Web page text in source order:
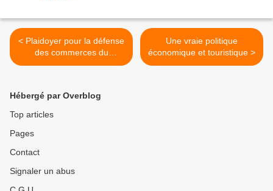
< Plaidoyer pour la défense
des commerces du
Lavandou
Une vraie politique
économique et touristique >
Hébergé par Overblog
Top articles
Pages
Contact
Signaler un abus